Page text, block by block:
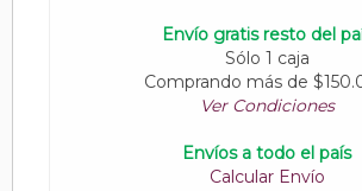
Envío gratis resto del
Sólo 1 caja
Comprando más de
Ver Condiciones
Envíos a todo el país
Calcular Envío